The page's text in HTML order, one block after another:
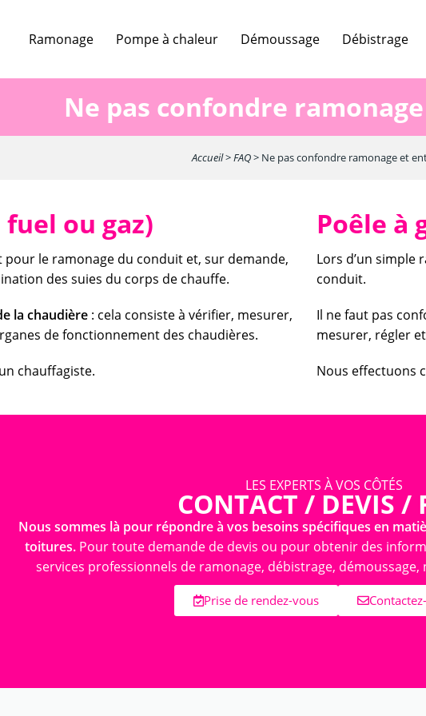
Ramonage Pompe à chaleur Démoussage Débistrage
Ne pas confondre
Accueil>FAQ> Ne pas confondre ramonage et
ou gaz)
pour le ramonage du conduit et, sur demande,
des suies du corps de chauffe.
la chaudière : cela consiste à vérifier, mesurer,
de fonctionnement des chaudières.
chauffagiste.
Poêle à
Lors d’un simple
conduit.
Il ne faut pas
mesurer, régler
Nous effectuons
LES EXPERTS À VOS CÔTÉS
CONTACT / DEVIS /
Nous sommes là pour répondre à vos besoins spécifiques en
toitures. Pour toute demande de devis ou pour obtenir des
services professionnels de ramonage, débistrage, démoussage,
Prise de rendez-vous